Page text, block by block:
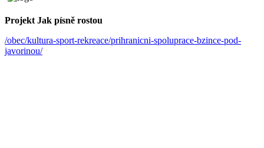
Projekt Jak písně rostou
/obec/kultura-sport-rekreace/prihranicni-spoluprace-bzince-pod-
javorinou/